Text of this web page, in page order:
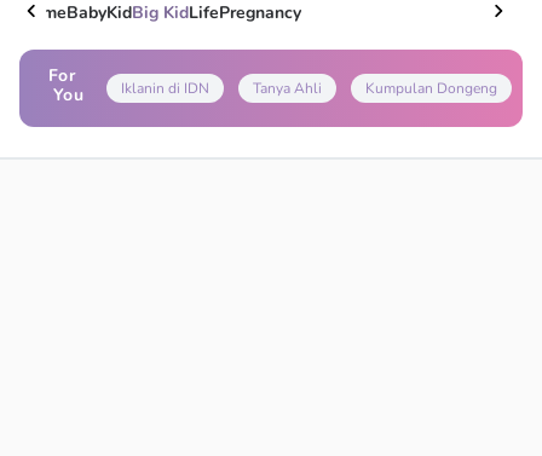
HomeBabyKidBig KidLifePregnancy
For
You
Iklanin di IDN Tanya Ahli Kumpulan Dongeng